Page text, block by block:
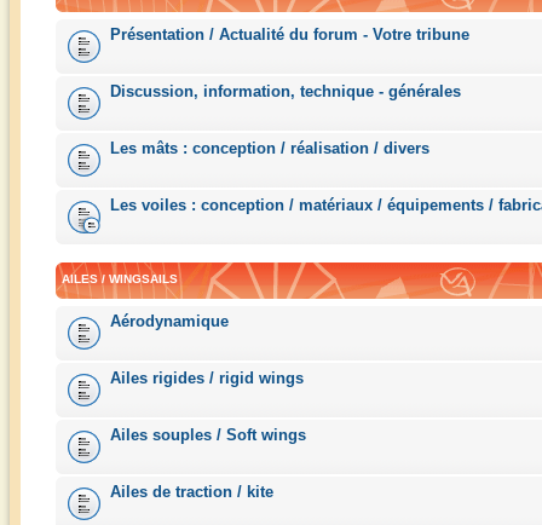
Présentation / Actualité du forum - Votre tribune
Discussion, information, technique - générales
Les mâts : conception / réalisation / divers
Les voiles : conception / matériaux / équipements /
AILES / WINGSAILS
Aérodynamique
Ailes rigides / rigid wings
Ailes souples / Soft wings
Ailes de traction / kite